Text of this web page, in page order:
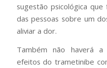
sugestão psicológica
das pessoas sobre um
aliviar a dor.
Também não haverá a
efeitos do trametinibe